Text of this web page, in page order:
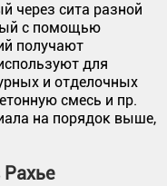
через сита разной
с помощью
получают
для
и отделочных
смесь и пр.
на порядок выше,
Рахье